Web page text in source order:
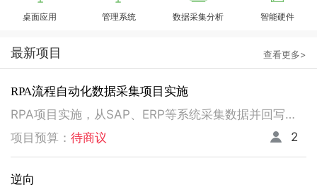
桌面应用 管理系统 数据采集分析 智能硬件
最新项目 查看更多>
RPA流程自动化数据采集项目实施
RPA项目实施，从SAP、ERP等系统采集数据并回写。请注意以下要求，不符合者请勿扰！ 1、熟悉掌握国内主流RPA设计实施，如弘玑、来也、艺赛旗等产品； 2、有大中型企业RPA流程设计、实施项目经验； 3、非远程、需要现场实施！！！！！！！
项目预算： 待商议 2
逆向